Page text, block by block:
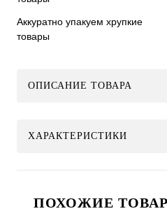
Аккуратно упакуем хрупкие
товары
ОПИСАНИЕ ТОВАРА
ХАРАКТЕРИСТИКИ
ПОХОЖИЕ